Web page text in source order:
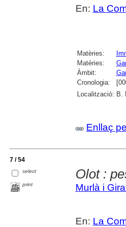
En: La
Matèries:
Matèries:
Àmbit:
Cronologia:
Localització: B.
Enllaç
7 / 54
select
print
Olot :
Murlà i
En: La